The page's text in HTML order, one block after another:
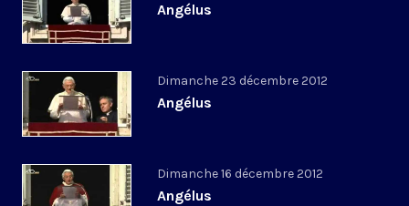
Angélus
Dimanche 23 décembre 2012
Angélus
Dimanche 16 décembre 2012
Angélus